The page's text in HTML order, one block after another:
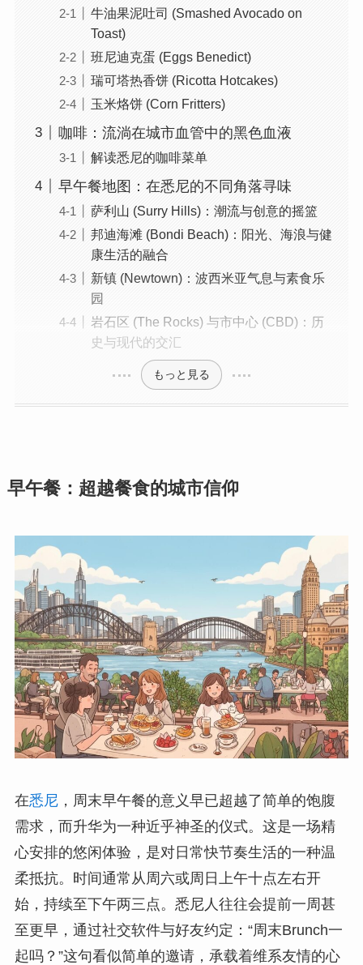
牛油果泥吐司 (Smashed Avocado on
Toast)
班尼迪克蛋 (Eggs Benedict)
瑞可塔热香饼 (Ricotta Hotcakes)
玉米烙饼 (Corn Fritters)
咖啡：流淌在城市血管中的黑色血液
解读悉尼的咖啡菜单
早午餐地图：在悉尼的不同角落寻味
萨利山 (Surry Hills)：潮流与创意的摇篮
邦迪海滩 (Bondi Beach)：阳光、海浪与健
康生活的融合
新镇 (Newtown)：波西米亚气息与素食乐
园
岩石区 (The Rocks) 与市中心 (CBD)：历
史与现代的交汇
もっと見る
早午餐：超越餐食的城市信仰
在悉尼，周末早午餐的意义早已超越了简单的饱腹
需求，而升华为一种近乎神圣的仪式。这是一场精
心安排的悠闲体验，是对日常快节奏生活的一种温
柔抵抗。时间通常从周六或周日上午十点左右开
始，持续至下午两三点。悉尼人往往会提前一周甚
至更早，通过社交软件与好友约定：“周末Brunch一
起吗？”这句看似简单的邀请，承载着维系友情的心